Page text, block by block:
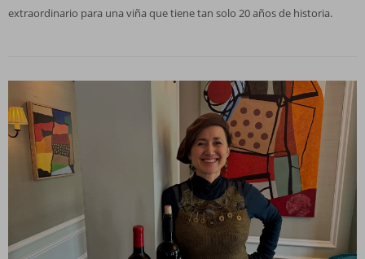
extraordinario para una viña que tiene tan solo 20 años de historia.